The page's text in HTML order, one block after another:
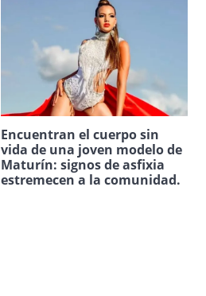
Encuentran el cuerpo sin
vida de una joven modelo de
Maturín: signos de asfixia
estremecen a la comunidad.